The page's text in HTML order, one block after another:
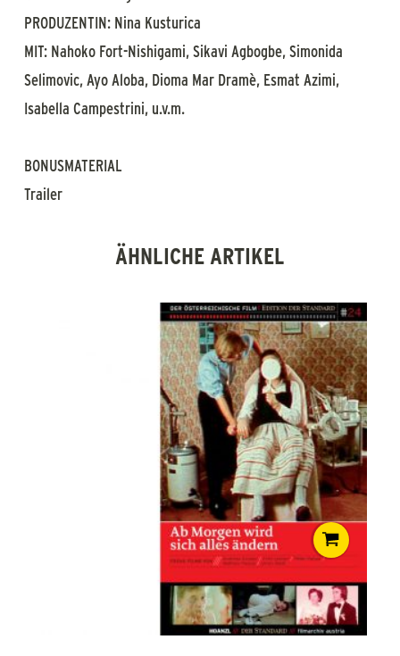
PRODUZENTIN: Nina Kusturica
MIT: Nahoko Fort-Nishigami, Sikavi Agbogbe, Simonida
Selimovic, Ayo Aloba, Dioma Mar Dramè, Esmat Azimi,
Isabella Campestrini, u.v.m.
BONUSMATERIAL
Trailer
ÄHNLICHE ARTIKEL